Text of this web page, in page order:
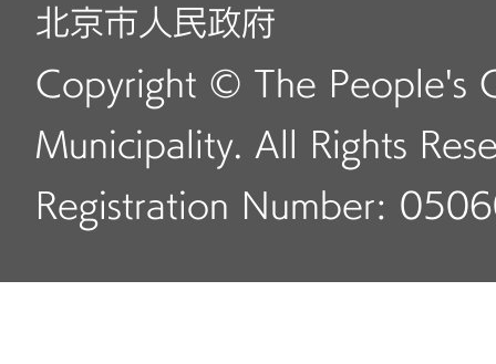
北京市人民政府
Copyright © The People's
Municipality. All Rights
Registration Number: